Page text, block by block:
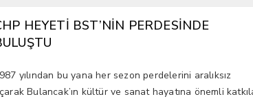
HEYETİ BST’NİN PERDESİNDE
yılından bu yana her sezon perdelerini aralıksız
Bulancak’ın kültür ve sanat hayatına önemli